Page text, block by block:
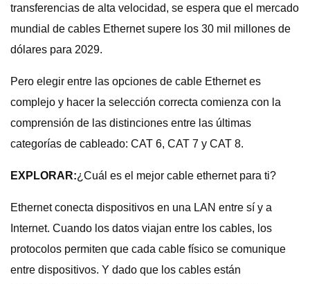
transferencias de alta velocidad, se espera que el mercado
mundial de cables Ethernet supere los 30 mil millones de
dólares para 2029.
Pero elegir entre las opciones de cable Ethernet es
complejo y hacer la selección correcta comienza con la
comprensión de las distinciones entre las últimas
categorías de cableado: CAT 6, CAT 7 y CAT 8.
EXPLORAR:¿Cuál es el mejor cable ethernet para ti?
Ethernet conecta dispositivos en una LAN entre sí y a
Internet. Cuando los datos viajan entre los cables, los
protocolos permiten que cada cable físico se comunique
entre dispositivos. Y dado que los cables están